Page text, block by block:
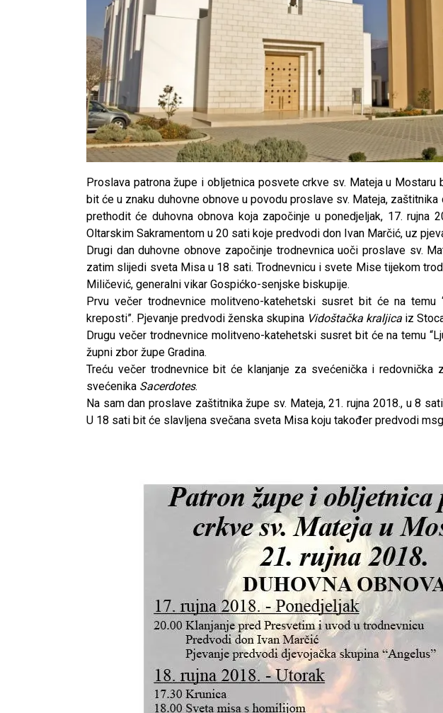
Proslava patrona župe i obljetnica posvete crkve sv. Mateja u Mostaru
bit će u znaku duhovne obnove u povodu proslave sv. Mateja,
prethodit će duhovna obnova koja započinje u ponedjeljak, 17. rujna
Oltarskim Sakramentom u 20 sati koje predvodi don Ivan Marčić, uz
Drugi dan duhovne obnove započinje trodnevnica uoči proslave sv.
zatim slijedi sveta Misa u 18 sati. Trodnevnicu i svete Mise tijekom
Miličević, generalni vikar Gospićko-senjske biskupije.
Prvu večer trodnevnice molitveno-katehetski susret bit će na temu
kreposti”. Pjevanje predvodi ženska skupina Vidoštačka kraljica iz
Drugu večer trodnevnice molitveno-katehetski susret bit će na temu
župni zbor župe Gradina.
Treću večer trodnevnice bit će klanjanje za svećenička i redovnička
svećenika Sacerdotes.
Na sam dan proslave zaštitnika župe sv. Mateja, 21. rujna 2018., u 8
U 18 sati bit će slavljena svečana sveta Misa koju također predvodi
Kad se nasilje pretvara u optužnicu Smrtovdan